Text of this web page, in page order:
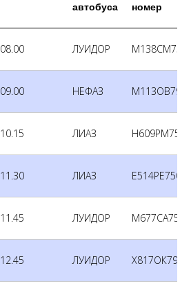
автобуса
номер
08.00 ЛУИДОР М138СМ750
09.00 НЕФАЗ М113ОВ790
10.15 ЛИАЗ Н609РМ750
11.30 ЛИАЗ Е514РЕ750
11.45 ЛУИДОР М677СА750
12.45 ЛУИДОР Х817ОК790